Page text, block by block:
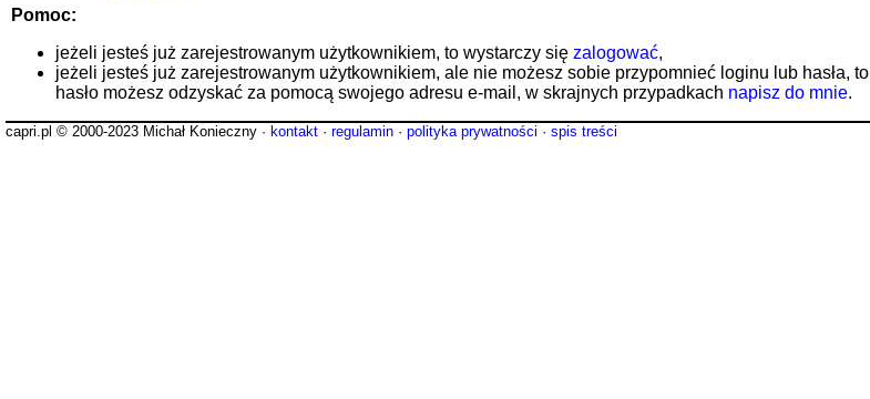
Pomoc:
jeżeli jesteś już zarejestrowanym użytkownikiem, to wystarczy się zalogować,
jeżeli jesteś już zarejestrowanym użytkownikiem, ale nie możesz sobie przypomnieć loginu lub hasła, to
hasło możesz odzyskać za pomocą swojego adresu e-mail, w skrajnych przypadkach napisz do mnie.
capri.pl © 2000-2023 Michał Konieczny · kontakt · regulamin · polityka prywatności · spis treści